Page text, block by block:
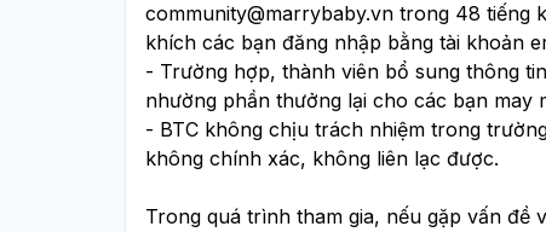
community@marrybaby.vn trong 48 tiếng
khích các bạn đăng nhập bằng tài khoản
- Trường hợp, thành viên bổ sung thông
nhường phần thưởng lại cho các bạn may
- BTC không chịu trách nhiệm trong
không chính xác, không liên lạc được.
Trong quá trình tham gia, nếu gặp vấn đề